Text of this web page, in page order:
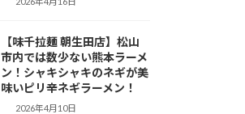
【味千拉麺 朝生田店】松山
市内では数少ない熊本ラーメ
ン！シャキシャキのネギが美
味いピリ辛ネギラーメン！
2026年4月10日